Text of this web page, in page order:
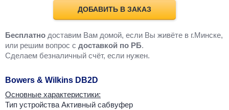
ДОБАВИТЬ В ЗАКАЗ
Бесплатно доставим Вам домой, если Вы живёте в г.Минске,
или решим вопрос с доставкой по РБ.
Cделаем безналичный счёт, если нужен.
Bowers & Wilkins DB2D
Основные характеристики:
Тип устройства Активный сабвуфер